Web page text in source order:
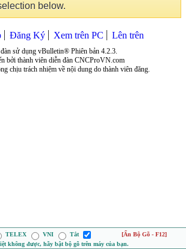
below.
Đăng Ký Xem trên PC Lên trên
sử dụng vBulletin® Phiên bản 4.2.3.
bởi thành viên diễn đàn CNCProVN.com
chịu trách nhiệm về nội dung do thành viên đăng.
TELEX VNI Tắt
[Ẩn Bộ Gõ - F12]
không được, hãy bật bộ gõ trên máy của bạn.